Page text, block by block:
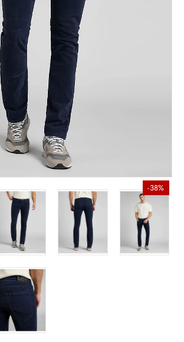
-38%